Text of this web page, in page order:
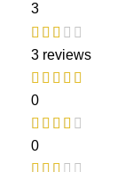
3
3 reviews
0
0